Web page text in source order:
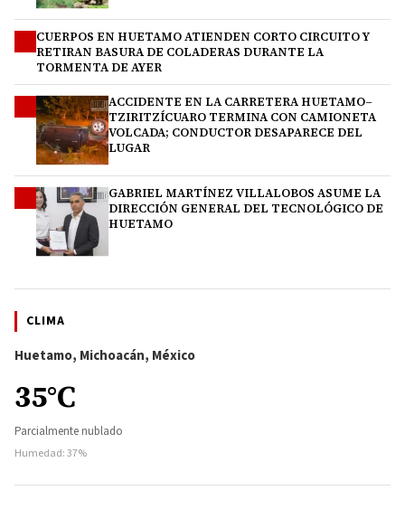
CUERPOS EN HUETAMO ATIENDEN CORTO CIRCUITO Y
RETIRAN BASURA DE COLADERAS DURANTE LA
TORMENTA DE AYER
ACCIDENTE EN LA CARRETERA HUETAMO–
TZIRITZÍCUARO TERMINA CON CAMIONETA
VOLCADA; CONDUCTOR DESAPARECE DEL
LUGAR
GABRIEL MARTÍNEZ VILLALOBOS ASUME LA
DIRECCIÓN GENERAL DEL TECNOLÓGICO DE
HUETAMO
CLIMA
Huetamo, Michoacán, México
35°C
Parcialmente nublado
Humedad: 37%